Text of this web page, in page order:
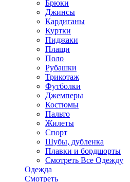
Брюки
Джинсы
Кардиганы
Куртки
Пиджаки
Плащи
Поло
Рубашки
Трикотаж
Футболки
Джемперы
Костюмы
Пальто
Жилеты
Спорт
Шубы, дубленка
Плавки и бордшорты
Смотреть Все Одежду
Одежда
Смотреть